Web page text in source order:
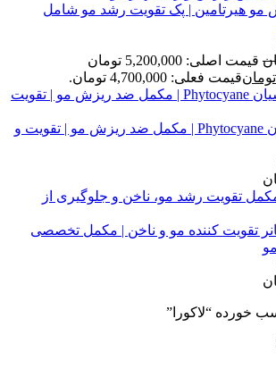
هیرتامین | پک تقویت رشد مو شامل
قیمت اصلی: 5,200,000 تومان
تومانقیمت فعلی: 4,700,000 تومان.
قرص فیتوسیان Phytocyane | مکمل ضد ریزش مو | تقویت و
تقویت کننده مو و ناخن | مکمل تخصصی
خورده “لاکورا”